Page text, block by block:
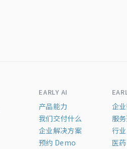
EARLY AI
产品能力
我们交付什么
企业解决方案
预约 Demo
企
服
行业
医药